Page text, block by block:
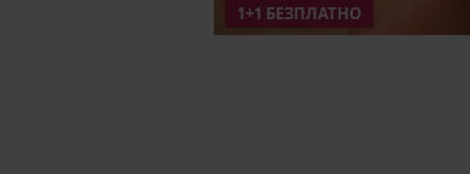
1+1 БЕЗПЛАТНО